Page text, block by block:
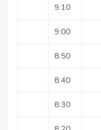
9:10
9:00
8:50
8:40
8:30